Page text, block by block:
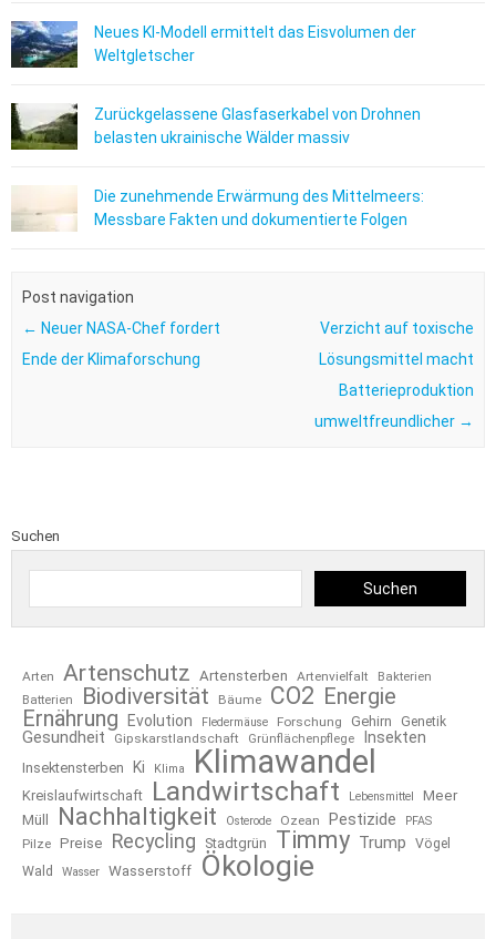
Neues KI-Modell ermittelt das Eisvolumen der
Weltgletscher
Zurückgelassene Glasfaserkabel von Drohnen
belasten ukrainische Wälder massiv
Die zunehmende Erwärmung des Mittelmeers:
Messbare Fakten und dokumentierte Folgen
Post navigation
← Neuer NASA-Chef fordert
Ende der Klimaforschung
Verzicht auf toxische
Lösungsmittel macht
Batterieproduktion
umweltfreundlicher →
Suchen
Suchen
Arten Artenschutz Artensterben Artenvielfalt
Bakterien
Batterien
Biodiversität Bäume CO2 Energie
Ernährung
Evolution Fledermäuse Forschung Gehirn Genetik
Gesundheit Gipskarstlandschaft Grünflächenpflege Insekten
Insektensterben Ki Klima Klimawandel
Kreislaufwirtschaft Landwirtschaft Lebensmittel
Meer
Müll
Nachhaltigkeit Osterode Ozean Pestizide PFAS
Pilze Preise Recycling Stadtgrün Timmy Trump
Vögel
Wald
Wasser Wasserstoff Ökologie